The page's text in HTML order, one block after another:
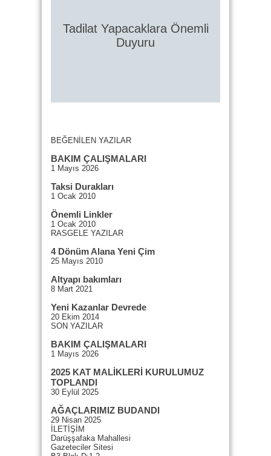
Tadilat Yapacaklara Önemli
Duyuru
BEĞENİLEN YAZILAR
BAKIM ÇALIŞMALARI
1 Mayıs 2026
Taksi Durakları
1 Ocak 2010
Önemli Linkler
1 Ocak 2010
RASGELE YAZILAR
4 Dönüm Alana Yeni Çim
25 Mayıs 2010
Altyapı bakımları
8 Mart 2021
Yeni Kazanlar Devrede
20 Ekim 2014
SON YAZILAR
BAKIM ÇALIŞMALARI
1 Mayıs 2026
2025 KAT MALİKLERİ KURULUMUZ
TOPLANDI
30 Eylül 2025
AĞAÇLARIMIZ BUDANDI
29 Nisan 2025
İLETİŞİM
Darüşşafaka Mahallesi
Gazeteciler Sitesi